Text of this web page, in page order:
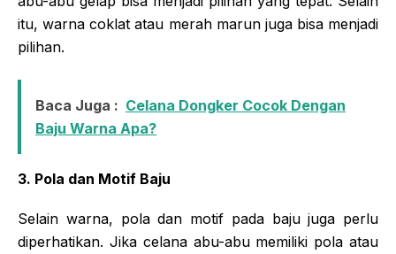
itu, warna coklat atau merah marun juga bisa menjadi
pilihan.
Baca Juga : Celana Dongker Cocok Dengan
Baju Warna Apa?
3. Pola dan Motif Baju
Selain warna, pola dan motif pada baju juga perlu
diperhatikan. Jika celana abu-abu memiliki pola atau